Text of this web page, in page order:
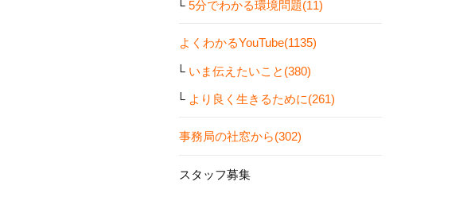
5分でわかる環境問題(11)
よくわかるYouTube(1135)
いま伝えたいこと(380)
より良く生きるために(261)
事務局の社窓から(302)
スタッフ募集